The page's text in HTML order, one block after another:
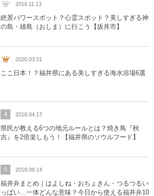
2016.11.13
絶景パワースポット？心霊スポット？美しすぎる神
の島・雄島（おしま）に行こう【坂井市】
2020.03.01
ここ日本！？福井県にある美しすぎる海水浴場6選
4 2018.04.17
県民が教える6つの地元ルールとは？焼き鳥『秋
吉』を2倍楽しもう！【福井県のソウルフード】
5 2018.08.14
福井弁まとめ｜はよしね・おちょきん・つるつるい
っぱい…一体どんな意味？今日から使える福井弁10